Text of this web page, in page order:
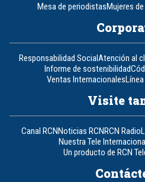
Mesa de periodistasMujeres
Responsabilidad SocialAtención al
Informe de sostenibilidad
Ventas Internacionales
Visite
Canal RCNNoticias RCNRCN Radio
Nuestra Tele
Un producto de RCN